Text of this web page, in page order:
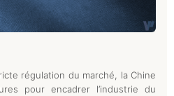
régulation du marché, la Chine
pour encadrer l’industrie du